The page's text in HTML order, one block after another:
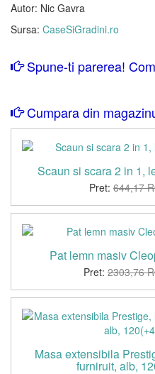
Autor: Nic Gavra
Sursa: CaseSiGradini.ro
Spune-ti parerea!
Cumpara din
Scaun si scara 2 in 1,
Pret: 644,17
Pat lemn masiv
Pret: 2303,76
Masa extensibila
furniruit, alb,